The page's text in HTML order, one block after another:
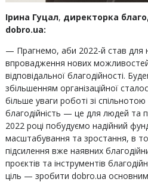
Ірина Гуцал, директорка
dobro.ua:
— Прагнемо, аби 2022-й став для
впровадження нових
відповідальної благодійності.
збільшенням організаційної
більше уваги роботі зі спільнотою
благодійність — це для людей та
2022 році побудуємо надійний
масштабування та зростання, в
підсилення вже наявних
проєктів та інструментів
ціль — зробити dobro.ua